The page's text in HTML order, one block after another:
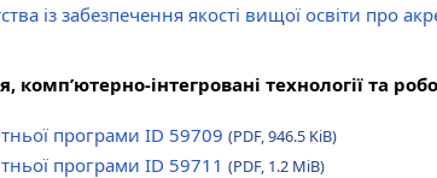
із забезпечення якості вищої освіти про
комп’ютерно-інтегровані технології та
програми ID 59709 (PDF, 946.5 KiB)
програми ID 59711 (PDF, 1.2 MiB)